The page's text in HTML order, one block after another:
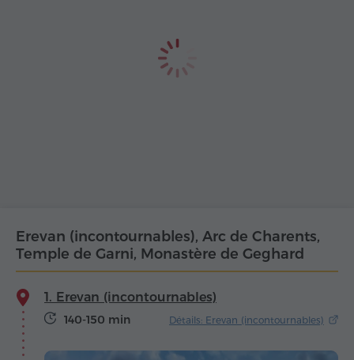
Erevan (incontournables), Arc de Charents,
Temple de Garni, Monastère de Geghard
1. Erevan (incontournables)
140-150 min Détails: Erevan (incontournables)